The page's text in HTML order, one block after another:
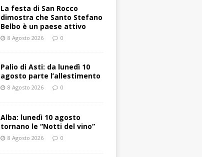
La festa di San Rocco
dimostra che Santo Stefano
Belbo è un paese attivo
8 Agosto 2026 0
Palio di Asti: da lunedì 10
agosto parte l’allestimento
8 Agosto 2026 0
Alba: lunedì 10 agosto
tornano le “Notti del vino”
8 Agosto 2026 0